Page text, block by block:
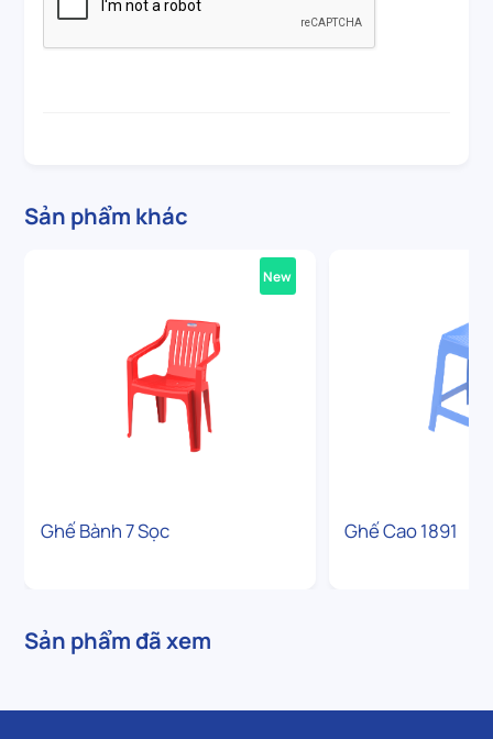
Sản phẩm khác
Ghế Bành 7 Sọc
New
Ghế Cao 1891
Sản phẩm đã xem